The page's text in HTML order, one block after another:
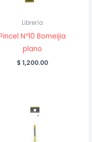
Librería
Nº10 Bomeijia
plano
$ 1,200.00